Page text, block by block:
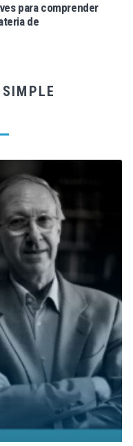
para comprender
de